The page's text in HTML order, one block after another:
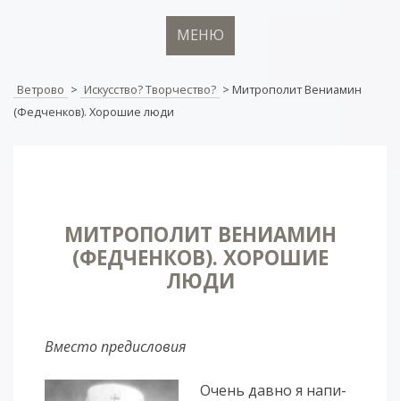
МЕНЮ
Ветрово > Искусство? Творчество? > Митрополит Вениамин
(Федченков). Хорошие люди
МИТРОПОЛИТ ВЕНИАМИН
(ФЕДЧЕНКОВ). ХОРОШИЕ
ЛЮДИ
Вместо предисловия
Очень дав­но я на­пи­